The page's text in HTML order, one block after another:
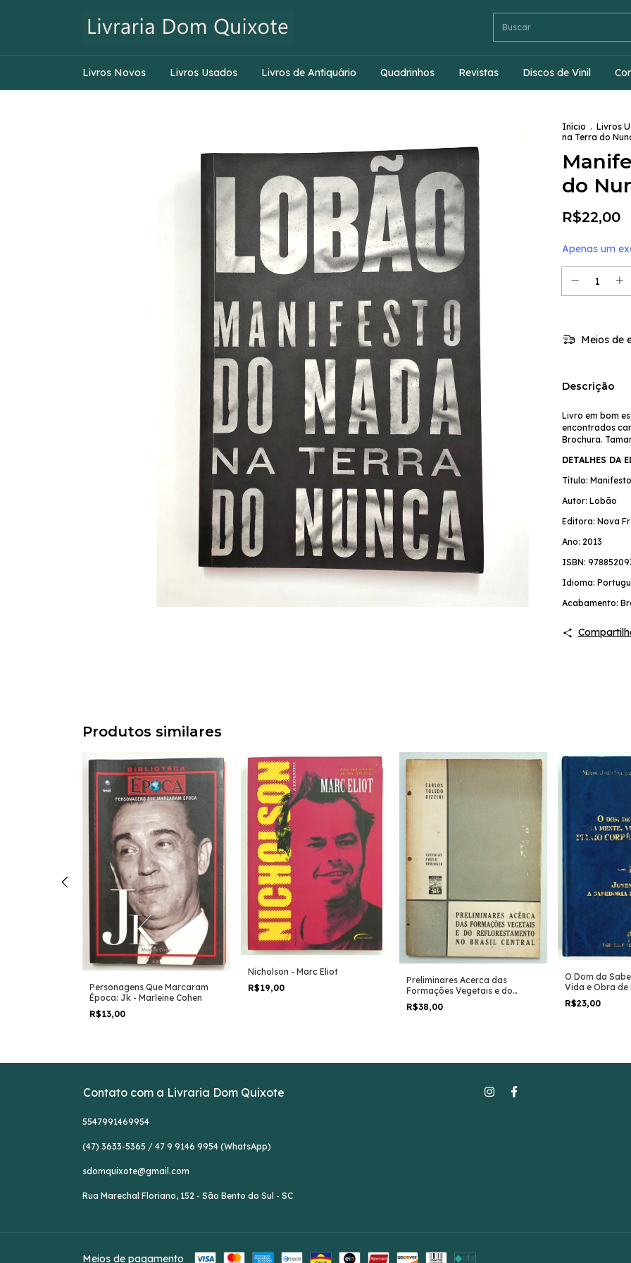
Livros Novos Livros Usados Livros de Antiquário Quadrinhos Revistas Discos de Vinil
Início . Livros
na Terra do
do
R$22,00
Apenas um
Meios de
Descrição
Livro em bom
encontrados
Brochura.
DETALHES DA
Título:
Autor: Lobão
Editora: Nova
Ano: 2013
ISBN:
Idioma:
Acabamento:
Produtos similares
Personagens Que Marcaram
Época: Jk - Marleine Cohen
R$13,00
Nicholson - Marc Eliot
R$19,00
Preliminares Acerca das
Formações Vegetais e do
Reflorestamento no Brasil
Central - Carlos Toledo Rizzini
R$38,00
O Dom da
Vida e Obra de
Oliveira II -
Clá Dias
R$23,00
Contato com a Livraria Dom Quixote
5547991469954
(47) 3633-5365 / 47 9 9146 9954 (WhatsApp)
sdomquixote@gmail.com
Rua Marechal Floriano, 152 - São Bento do Sul - SC
Meios de pagamento